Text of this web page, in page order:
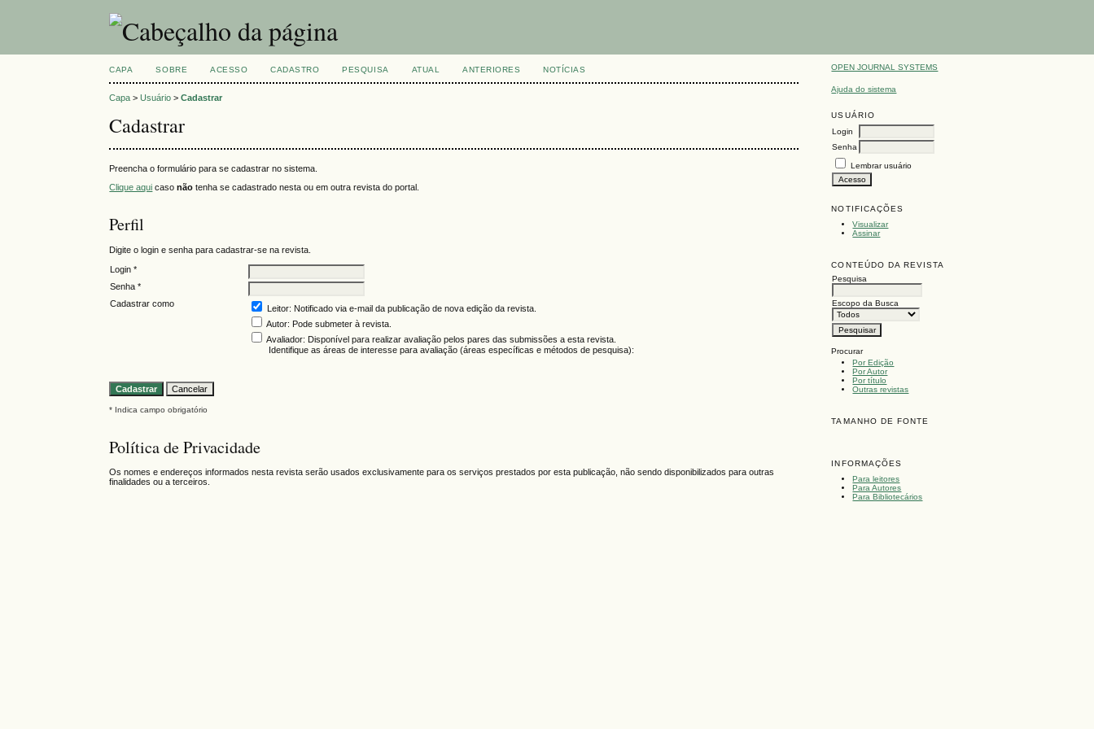
OPEN JOURNAL SYSTEMS
Ajuda do sistema
USUÁRIO
Login
Senha
Lembrar usuário
NOTIFICAÇÕES
Visualizar
Assinar
CONTEÚDO DA REVISTA
Pesquisa
Escopo da Busca
Procurar
Por Edição
Por Autor
Por título
Outras revistas
TAMANHO DE FONTE
INFORMAÇÕES
Para leitores
Para Autores
Para Bibliotecários
CAPA SOBRE ACESSO CADASTRO PESQUISA ATUAL ANTERIORES NOTÍCIAS
Capa >Usuário >Cadastrar
Cadastrar
Preencha o formulário para se cadastrar no sistema.
Clique aqui casonão tenha se cadastrado nesta ou em outra revista do portal.
Perfil
Digite o login e senha para cadastrar-se na revista.
Login *
Senha *
Cadastrar como
Leitor: Notificado via e-mail da publicação de nova edição da revista.
Autor: Pode submeter à revista.
Avaliador: Disponível para realizar avaliação pelos pares das submissões a esta revista.
Identifique as áreas de interesse para avaliação (áreas específicas e métodos de pesquisa):
* Indica campo obrigatório
Política de Privacidade
Os nomes e endereços informados nesta revista serão usados exclusivamente para os serviços prestados por esta publicação, não sendo disponibilizados para outras
finalidades ou a terceiros.